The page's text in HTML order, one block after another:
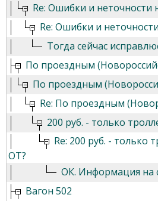
Re: Ошибки и неточности
Re: Ошибки и
Тогда сейчас
По проездным
По проездным
Re: По проездным
200 руб. - только
Re: 200 руб. - только
ОТ?
ОК. Информация на
Вагон 502